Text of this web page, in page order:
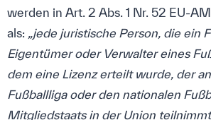
werden in Art. 2 Abs. 1 Nr. 52 EU-
als: „jede juristische Person, die ein
Eigentümer oder Verwalter eines
dem eine Lizenz erteilt wurde, der
Fußballliga oder den nationalen
Mitgliedstaats in der Union